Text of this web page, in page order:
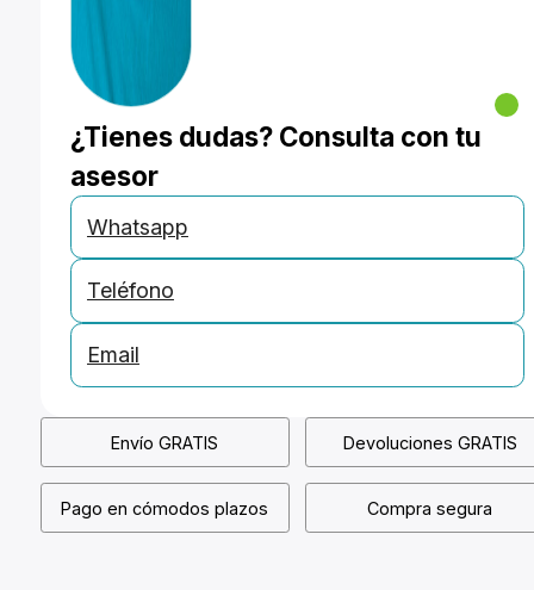
¿Tienes dudas? Consulta con tu
asesor
Whatsapp
Teléfono
Email
Envío GRATIS Devoluciones GRATIS
Pago en cómodos plazos Compra segura